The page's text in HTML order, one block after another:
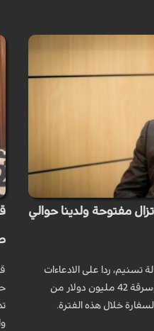
مفتوحة ولدينا حوالي
ردا على الادعاءات
التي زعمت وقوع أضرار بالسفارة الإيرانية وسرقة 42 مليون دولار من
خلال هذه الفترة.